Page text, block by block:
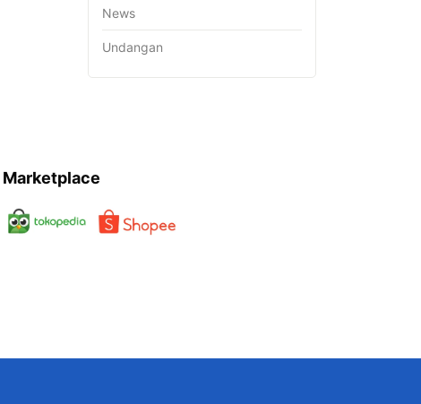
News
Undangan
Marketplace